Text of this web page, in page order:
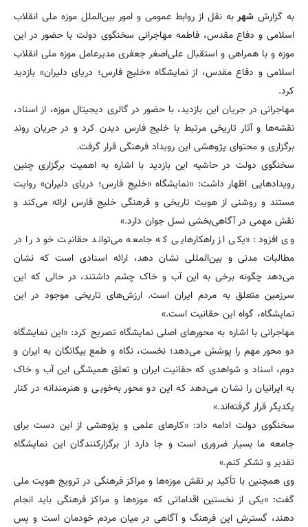
به گزارش شهربه نقل از روابط عمومی و امور بین‌الملل موزه ملی انقلاب
اسلامی و دفاع مقدس، فاطمه مهاجرانی سخنگوی دولت با حضور در این
موزه و با همراهی و استقبال علی‌اصغر جعفری مدیرعامل موزه ملی انقلاب
اسلامی و دفاع مقدس، از نمایشگاه «خلیج فارس؛ دریای دلیران» بازدید
کرد.
مهاجرانی در جریان این بازدید، با حضور در گالری دیجیتال موزه، از اسناد،
نقشه‌ها و آثار تاریخی مرتبط با خلیج فارس دیدن کرد و در جریان روند
برگزاری و محتوای پژوهشی این رویداد فرهنگی قرار گرفت.
سخنگوی دولت در حاشیه این بازدید با اشاره به اهمیت برگزاری چنین
رویدادهایی اظهار داشت: «نمایشگاه «خلیج فارس؛ دریای دلیران» روایت
مستند و روشنی از هویت تاریخی و فرهنگی خلیج فارس ارائه می‌کند و
نقش مهمی در آگاهی‌بخشی نسل جوان دارد.»
وی افزود: «یکی از راهکارهایی که جامعه می‌تواند حقانیت خود را در
مطالبات مدنی و بین‌المللی نشان دهد، ارائه اسنادی است که نشان
می‌دهد چگونه برخی به این آب و خاک چشم داشتند، در حالی که این
سرزمین متعلق به مردم ایران است. ارزش‌های تاریخی موجود در این
نمایشگاه، گواه این حقانیت است.»
مهاجرانی با اشاره به محورهای اصلی نمایشگاه تصریح کرد: «این نمایشگاه
دو محور مهم را پوشش می‌دهد؛ نخست، نگاه و طمع بیگانگان به ایران و
دوم، اسناد و شواهدی که حقانیت ایران و تعلق همیشگی این آب و خاک
به ایرانیان را نشان می‌دهد که این دو محور به‌خوبی و هنرمندانه در کنار
یکدیگر قرار گرفته‌اند.»
سخنگوی دولت ادامه داد: «کارهای علمی و پژوهشی از این دست برای
جامعه ما بسیار ضروری است و جا دارد از برگزارکنندگان این نمایشگاه
تقدیر و تشکر کنم.»
وی همچنین با تأکید بر نقش موزه‌ها و مراکز فرهنگی در ترویج هویت ملی
گفت: «یکی از نخستین اقداماتی که موزه‌ها و مراکز فرهنگی باید انجام
دهند، گسترش این فرهنگ و آگاهی در میان مردم خودمان است و پس